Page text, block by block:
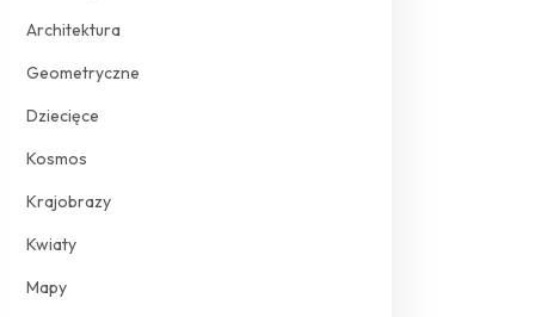
Architektura
Geometryczne
Dziecięce
Kosmos
Krajobrazy
Kwiaty
Mapy